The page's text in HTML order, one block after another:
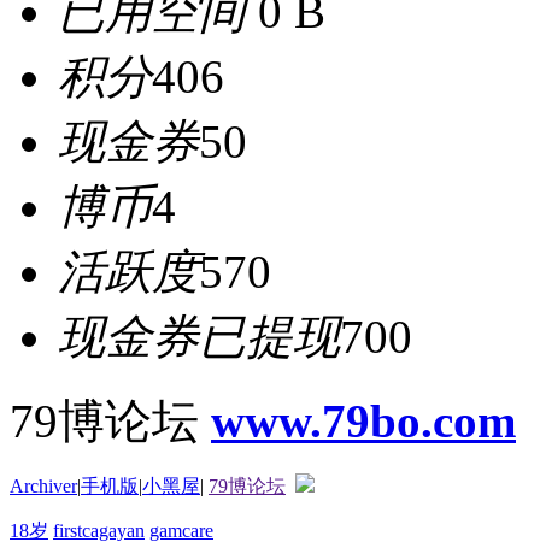
已用空间0 B
积分406
现金券50
博币4
活跃度570
现金券已提现700
79博论坛 www.79bo.com
Archiver|手机版|小黑屋| 79博论坛
18岁 firstcagayan gamcare